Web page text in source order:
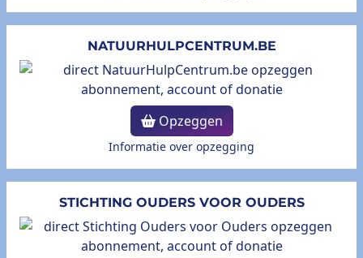
NATUURHULPCENTRUM.BE
Opzeggen
Informatie over opzegging
STICHTING OUDERS VOOR OUDERS